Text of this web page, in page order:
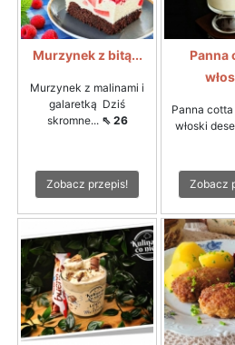
Murzynek z bitą...
Murzynek z malinami i
galaretką Dziś
skromne... ⇖ 26
Zobacz przepis!
Panna
Panna
włoski
Zobacz